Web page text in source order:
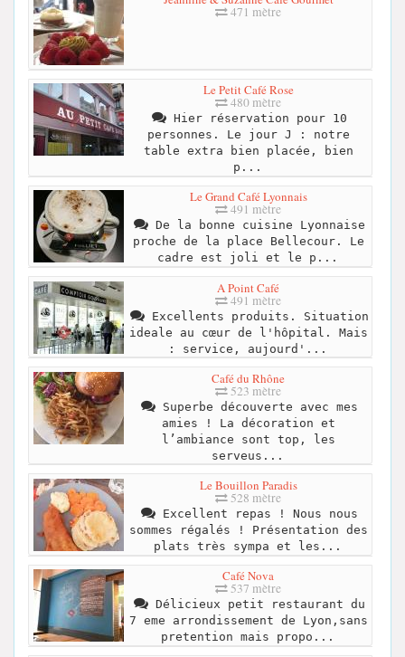
471 mètre
Le Petit Café Rose
480 mètre
Hier réservation pour 10
personnes. Le jour J : notre
table extra bien placée, bien
p...
Le Grand Café Lyonnais
491 mètre
De la bonne cuisine Lyonnaise
proche de la place Bellecour. Le
cadre est joli et le p...
A Point Café
491 mètre
Excellents produits. Situation
ideale au cœur de l'hôpital. Mais
: service, aujourd'...
Café du Rhône
523 mètre
Superbe découverte avec mes
amies ! La décoration et
l’ambiance sont top, les
serveus...
Le Bouillon Paradis
528 mètre
Excellent repas ! Nous nous
sommes régalés ! Présentation des
plats très sympa et les...
Café Nova
537 mètre
Délicieux petit restaurant du
7 eme arrondissement de Lyon,sans
pretention mais propo...